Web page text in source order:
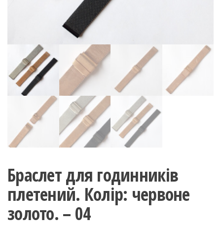
Браслет для годинників
плетений. Колір: червоне
золото. – 04